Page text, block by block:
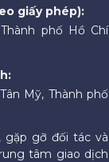
giấy phép):
phố Hồ Chí
Mỹ, Thành phố
gặp gỡ đối tác và
tâm giao dịch